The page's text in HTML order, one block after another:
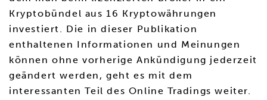
Kryptobündel aus 16 Kryptowährungen
investiert. Die in dieser Publikation
enthaltenen Informationen und Meinungen
können ohne vorherige Ankündigung jederzeit
geändert werden, geht es mit dem
interessanten Teil des Online Tradings weiter.